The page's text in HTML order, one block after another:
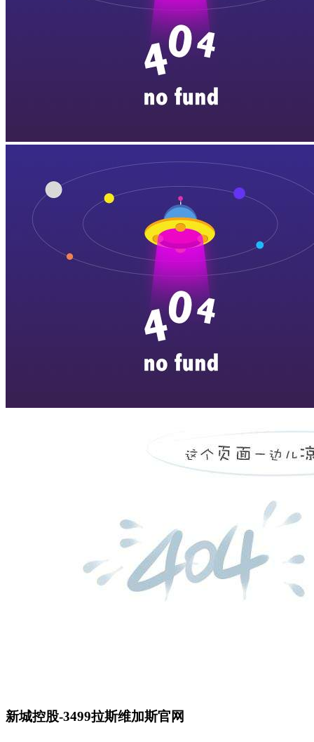
新城控股-3499拉斯维加斯官网